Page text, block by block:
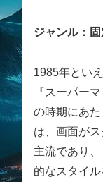
ジャンル：
1985年とい
『スーパー
の時期にあ
は、画面が
主流であり
的なスタイ